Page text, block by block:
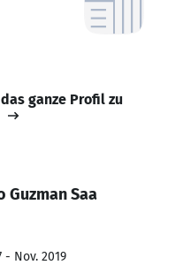
ganze Profil zu
Saa
- Nov. 2019